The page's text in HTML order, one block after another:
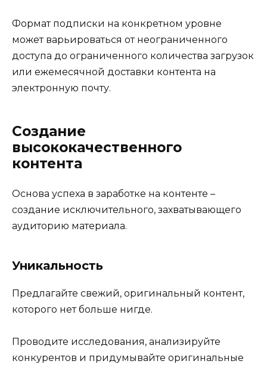
Формат подписки на конкретном уровне
может варьироваться от неограниченного
доступа до ограниченного количества загрузок
или ежемесячной доставки контента на
электронную почту.
Создание
высококачественного
контента
Основа успеха в заработке на контенте –
создание исключительного, захватывающего
аудиторию материала.
Уникальность
Предлагайте свежий, оригинальный контент,
которого нет больше нигде.
Проводите исследования, анализируйте
конкурентов и придумывайте оригинальные